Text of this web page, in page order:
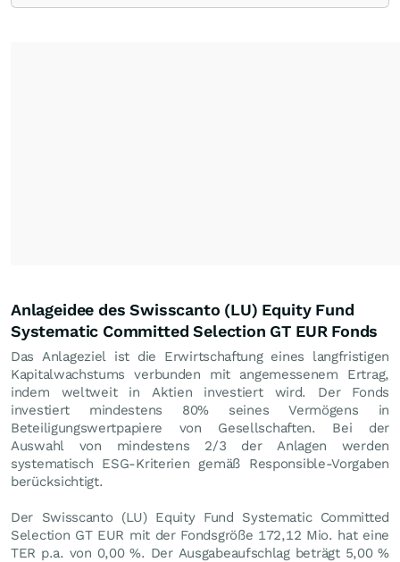
Anlageidee des Swisscanto (LU) Equity Fund
Systematic Committed Selection GT EUR Fonds
Das Anlageziel ist die Erwirtschaftung eines langfristigen
Kapitalwachstums verbunden mit angemessenem Ertrag,
indem weltweit in Aktien investiert wird. Der Fonds
investiert mindestens 80% seines Vermögens in
Beteiligungswertpapiere von Gesellschaften. Bei der
Auswahl von mindestens 2/3 der Anlagen werden
systematisch ESG-Kriterien gemäß Responsible-Vorgaben
berücksichtigt.
Der Swisscanto (LU) Equity Fund Systematic Committed
Selection GT EUR mit der Fondsgröße 172,12 Mio. hat eine
TER p.a. von 0,00 %. Der Ausgabeaufschlag beträgt 5,00 %